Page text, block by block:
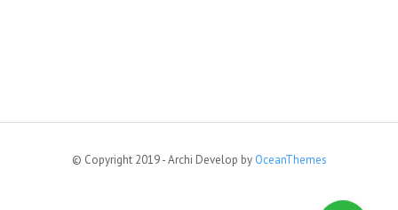
© Copyright 2019 - Archi Develop by OceanThemes